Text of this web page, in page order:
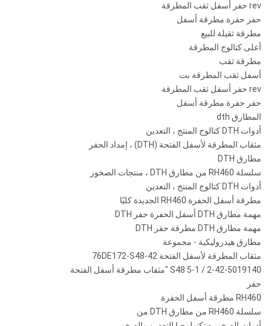
rev حفر أسفل ثقب المطرقة
حفر حفرة مطرقة أسفل
مطرقة ثقيلة للبيع
أعلى كتالوج المطرقة
مطرقة ثقب
أسفل ثقب المطرقة بت
rev حفر أسفل ثقب المطرقة
حفر حفرة مطرقة أسفل
المطارق dth
أدوات DTH كتالوج المنتج ، التعدين
مثقاب المطرقة لأسفل الفتحة (DTH) ، إمداد الحفر
مطارق DTH
سلسلة RH460 من مطارق DTH ، منتجات الصخور
أدوات DTH كتالوج المنتج ، التعدين
مطرقة أسفل الحفرة RH460 الجديدة كليًا
مهمة مطارق DTH أسفل الحفرة حفر DTH
مهمة مطارق DTH مطرقة حفر DTH
مطارق هيدروليكية - مجموعة
مثقاب المطرقة لأسفل الفتحة 42-76DE172-S48
42-5019140-S48 5-1 / 2 "مثقاب مطرقة أسفل الفتحة
حفر
RH460 مطرقة أسفل الحفرة
سلسلة RH460 من مطارق DTH من